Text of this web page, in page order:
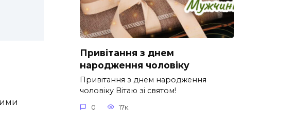
Привітання з днем
народження чоловіку
Привітання з днем народження
чоловіку Вітаю зі святом!
0 17к.